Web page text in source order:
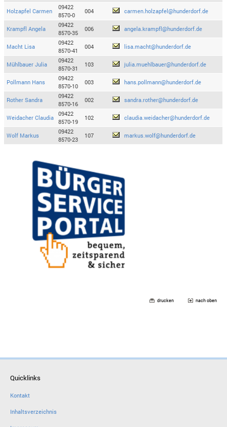
Holzapfel Carmen
09422
8570-0
004 carmen.holzapfel@hunderdorf.de
Krampfl Angela
09422
8570-35
006 angela.krampfl@hunderdorf.de
Macht Lisa
09422
8570-41
004 lisa.macht@hunderdorf.de
Mühlbauer Julia
09422
8570-31
103 julia.muehlbauer@hunderdorf.de
Pollmann Hans
09422
8570-10
003 hans.pollmann@hunderdorf.de
Rother Sandra
09422
8570-16
002 sandra.rother@hunderdorf.de
Weidacher Claudia
09422
8570-19
102 claudia.weidacher@hunderdorf.de
Wolf Markus
09422
8570-23
107 markus.wolf@hunderdorf.de
drucken nach oben
Quicklinks
Kontakt
Inhaltsverzeichnis